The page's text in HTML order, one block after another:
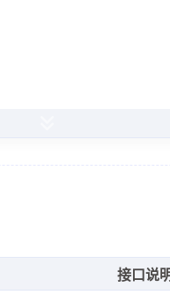
接口说